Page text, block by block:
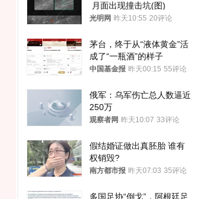
月面出现撞击坑(图)
光明网 昨天10:55 20评论
茅台，终于从“液体黄金”活
成了“一瓶酒”的样子
中国基金报 昨天00:15 55评论
俄军：乌军伤亡总人数逼近
250万
观察者网 昨天10:07 33评论
假结婚证做出真胚胎 谁有
权销毁?
南方都市报 昨天07:03 35评论
多国足协“倒戈”，阿根廷足